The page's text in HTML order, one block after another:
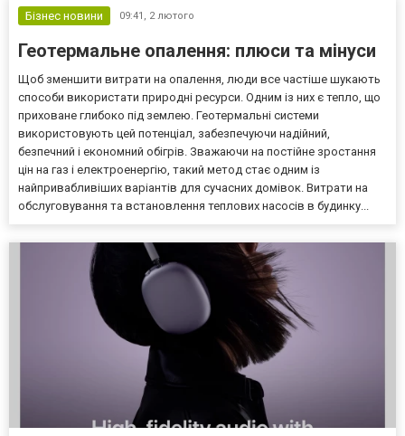
Бізнес новини 09:41, 2 лютого
Геотермальне опалення: плюси та мінуси
Щоб зменшити витрати на опалення, люди все частіше шукають
способи використати природні ресурси. Одним із них є тепло, що
приховане глибоко під землею. Геотермальні системи
використовують цей потенціал, забезпечуючи надійний,
безпечний і економний обігрів. Зважаючи на постійне зростання
цін на газ і електроенергію, такий метод стає одним із
найпривабливіших варіантів для сучасних домівок. Витрати на
обслуговування та встановлення теплових насосів в будинку...